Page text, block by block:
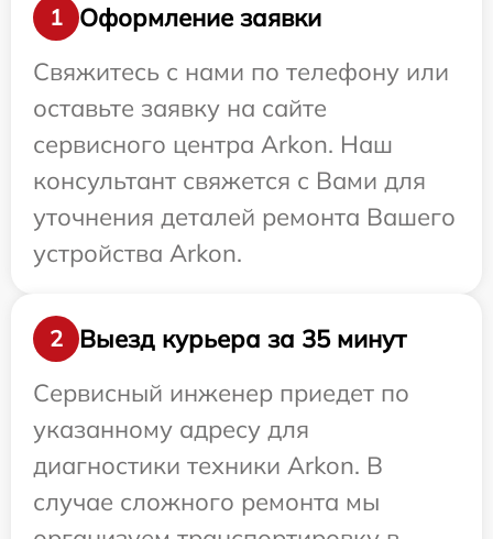
1
Оформление заявки
Свяжитесь с нами по телефону или
оставьте заявку на сайте
сервисного центра Arkon. Наш
консультант свяжется с Вами для
уточнения деталей ремонта Вашего
устройства Arkon.
2
Выезд курьера за 35 минут
Сервисный инженер приедет по
указанному адресу для
диагностики техники Arkon. В
случае сложного ремонта мы